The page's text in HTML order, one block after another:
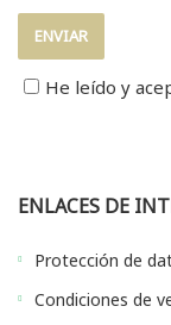
He leído y
ENLACES DE
Protección de
Condiciones de